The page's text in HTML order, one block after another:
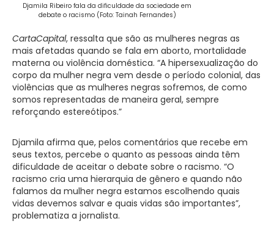
Djamila Ribeiro fala da dificuldade da sociedade em
debate o racismo (Foto: Tainah Fernandes)
CartaCapital, ressalta que são as mulheres negras as
mais afetadas quando se fala em aborto, mortalidade
materna ou violência doméstica. “A hipersexualização do
corpo da mulher negra vem desde o período colonial, das
violências que as mulheres negras sofremos, de como
somos representadas de maneira geral, sempre
reforçando estereótipos.”
Djamila afirma que, pelos comentários que recebe em
seus textos, percebe o quanto as pessoas ainda têm
dificuldade de aceitar o debate sobre o racismo. “O
racismo cria uma hierarquia de gênero e quando não
falamos da mulher negra estamos escolhendo quais
vidas devemos salvar e quais vidas são importantes”,
problematiza a jornalista.